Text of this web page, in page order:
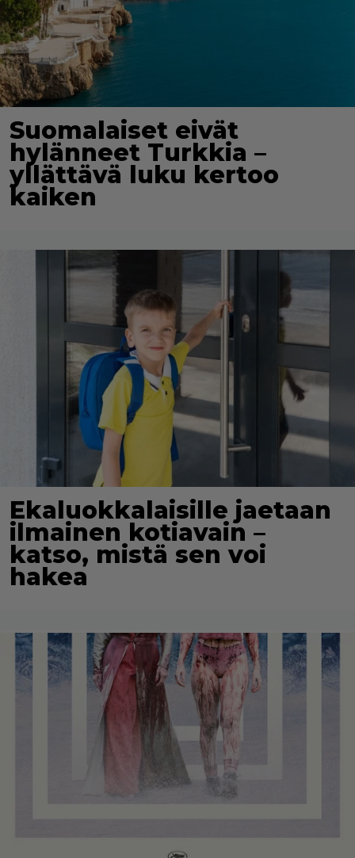
Suomalaiset eivät
hylänneet Turkkia –
yllättävä luku kertoo
kaiken
Ekaluokkalaisille jaetaan
ilmainen kotiavain –
katso, mistä sen voi
hakea